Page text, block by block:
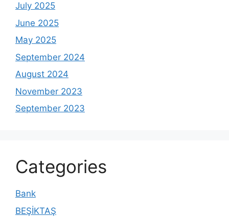
July 2025
June 2025
May 2025
September 2024
August 2024
November 2023
September 2023
Categories
Bank
BEŞİKTAŞ